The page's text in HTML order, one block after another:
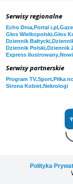
Serwisy regionalne
Echo Dnia,Portal i.pl,
Głos Wielkopolski,Głos
Dziennik Bałtycki,
Dziennik Polski,Dziennik
Express Ilustrowany,
Serwisy partnerskie
Program TV,Sport,Piłka
Strona Kobiet,Nekrologi
Polityka